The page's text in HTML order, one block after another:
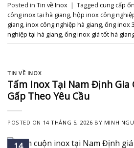
Posted in Tin về Inox | Tagged cung cấp
công inox tại hà giang,hộp inox công
giang,inox công nghiệp hà giang,ống inox
nghiệp tại hà giang,ống inox giá tốt hà
TIN VỀ INOX
Tấm Inox Tại Nam Định Gia
Gấp Theo Yêu Cầu
POSTED ON 14 THÁNG 5, 2026 BY MINH